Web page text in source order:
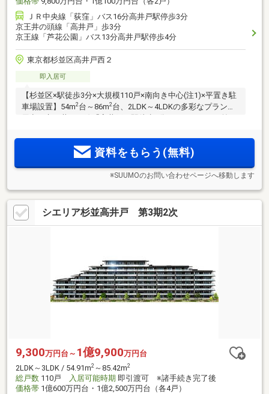
ＪＲ中央線「荻窪」バス16分高井戸駅停歩3分
京王井の頭線「高井戸」歩3分
京王線「芦花公園」バス13分高井戸駅停歩4分
東京都杉並区高井戸西２
即入居可
【杉並区×駅徒歩3分×大規模110戸×南向き中心(注1)×平置き駐
車場設置】54m2 台～86m2 台、2LDK～4LDKの多彩なプランを
化。渋谷へ18分、吉祥寺へ9分と快適な通勤利便を叶える邸宅
資料をもらう(無料)
※SUUMOのお問い合わせページへ移動します
シエリア杉並高井戸 第3期2次
9,300万円台～ 1億9,900万円台
2LDK～3LDK / 54.91m2 ～85.42m2
総戸数 110戸 入居可能時期 即引渡可 ※諸手続き完了後
価格帯 1億600万円台・1億2,500万円台（各4戸）